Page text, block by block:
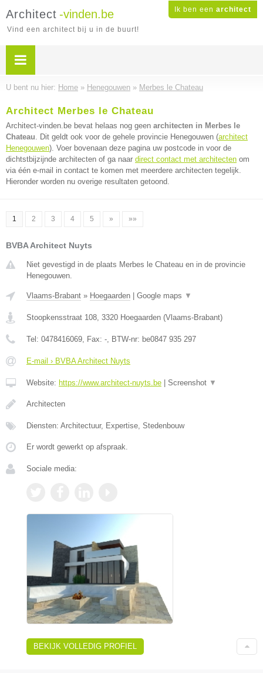
Ik ben een architect
Architect -vinden.be
Vind een architect bij u in de buurt!
U bent nu hier: Home » Henegouwen » Merbes le Chateau
Architect Merbes le Chateau
Architect-vinden.be bevat helaas nog geen architecten in Merbes le
Chateau. Dit geldt ook voor de gehele provincie Henegouwen (architect
Henegouwen). Voer bovenaan deze pagina uw postcode in voor de
dichtstbijzijnde architecten of ga naar direct contact met architecten om
via één e-mail in contact te komen met meerdere architecten tegelijk.
Hieronder worden nu overige resultaten getoond.
1 2 3 4 5 » »»
BVBA Architect Nuyts
Niet gevestigd in de plaats Merbes le Chateau en in de provincie
Henegouwen.
Vlaams-Brabant » Hoegaarden Google maps ▼
Stoopkensstraat 108, 3320 Hoegaarden (Vlaams-Brabant)
Tel: 0478416069, Fax: -, BTW-nr: be0847 935 297
E-mail › BVBA Architect Nuyts
Website: https://www.architect-nuyts.be Screenshot ▼
Architecten
Diensten: Architectuur, Expertise, Stedenbouw
Er wordt gewerkt op afspraak.
Sociale media:
BEKIJK VOLLEDIG PROFIEL